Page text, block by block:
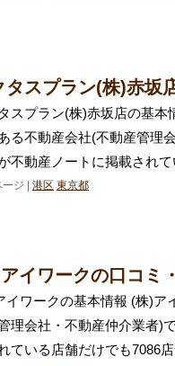
タスプラン(株)赤坂
スプラン(株)赤坂店の基本
る不動産会社(不動産管理
不動産ノートに掲載され
ジ | 港区 東京都
イワークの口コミ
イワークの基本情報 (株)ア
理会社・不動産仲介業者)
ている店舗だけでも7086